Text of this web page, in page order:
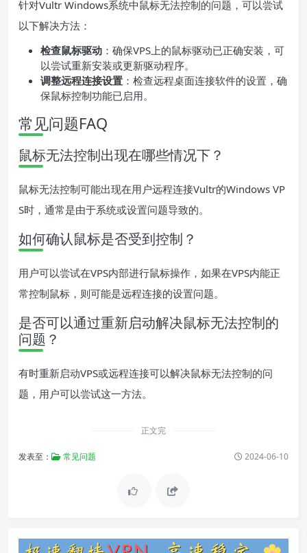
针对Vultr Windows系统中鼠标无法控制的问题，可以尝试
以下解决方法：
检查鼠标驱动 ：确保VPS上的鼠标驱动已正确安装，可
以尝试重新安装或更新驱动程序。
调整远程连接设置 ：检查远程桌面连接软件的设置，确
保鼠标控制功能已启用。
常见问题FAQ
鼠标无法控制出现在哪些情况下？
鼠标无法控制可能出现在用户远程连接Vultr的Windows VP
S时，通常是由于系统或设置问题导致的。
如何确认鼠标是否受到控制？
用户可以尝试在VPS内部进行鼠标操作，如果在VPS内能正
常控制鼠标，则可能是远程连接的设置问题。
是否可以通过重新启动解决鼠标无法控制的
问题？
有时重新启动VPS或远程连接可以解决鼠标无法控制的问
题，用户可以尝试这一方法。
正文完
发表至： 常见问题 2024-06-10